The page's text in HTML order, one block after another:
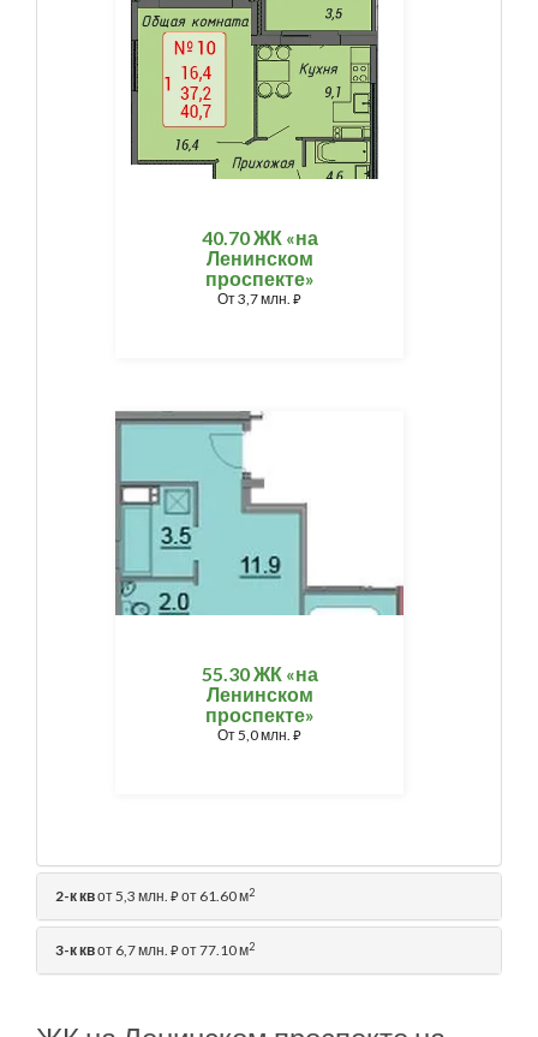
40.70 ЖК «на
Ленинском
проспекте»
От3,7 млн. ⃏
55.30 ЖК «на
Ленинском
проспекте»
От5,0 млн. ⃏
2-к квот 5,3 млн. ⃏от 61.60 м2
3-к квот 6,7 млн. ⃏от 77.10 м2